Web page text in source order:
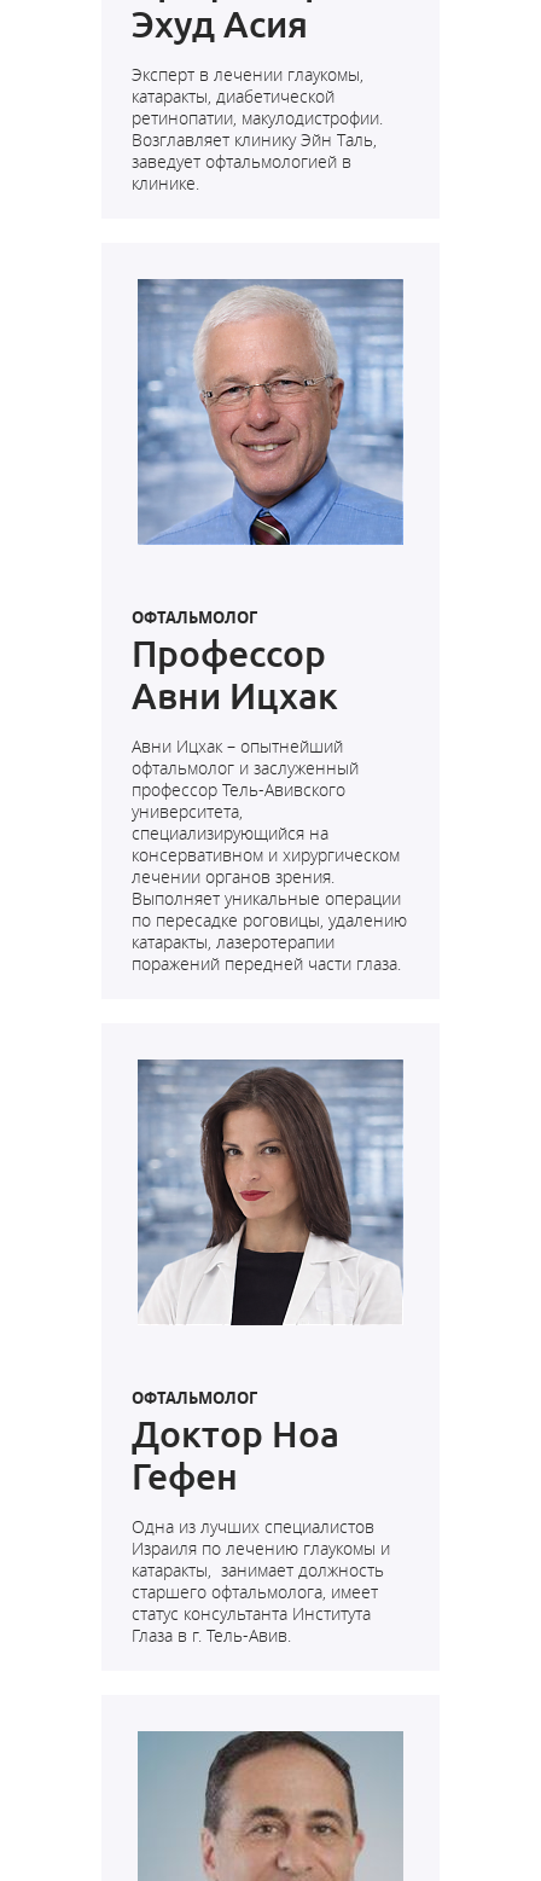
Эхуд Асия
Эксперт в лечении глаукомы,
катаракты, диабетической
ретинопатии, макулодистрофии.
Возглавляет клинику Эйн Таль,
заведует офтальмологией в
клинике.
ОФТАЛЬМОЛОГ
Профессор
Авни Ицхак
Авни Ицхак – опытнейший
офтальмолог и заслуженный
профессор Тель-Авивского
университета,
специализирующийся на
консервативном и хирургическом
лечении органов зрения.
Выполняет уникальные операции
по пересадке роговицы, удалению
катаракты, лазеротерапии
поражений передней части глаза.
ОФТАЛЬМОЛОГ
Доктор Ноа
Гефен
Одна из лучших специалистов
Израиля по лечению глаукомы и
катаракты, занимает должность
старшего офтальмолога, имеет
статус консультанта Института
Глаза в г. Тель-Авив.